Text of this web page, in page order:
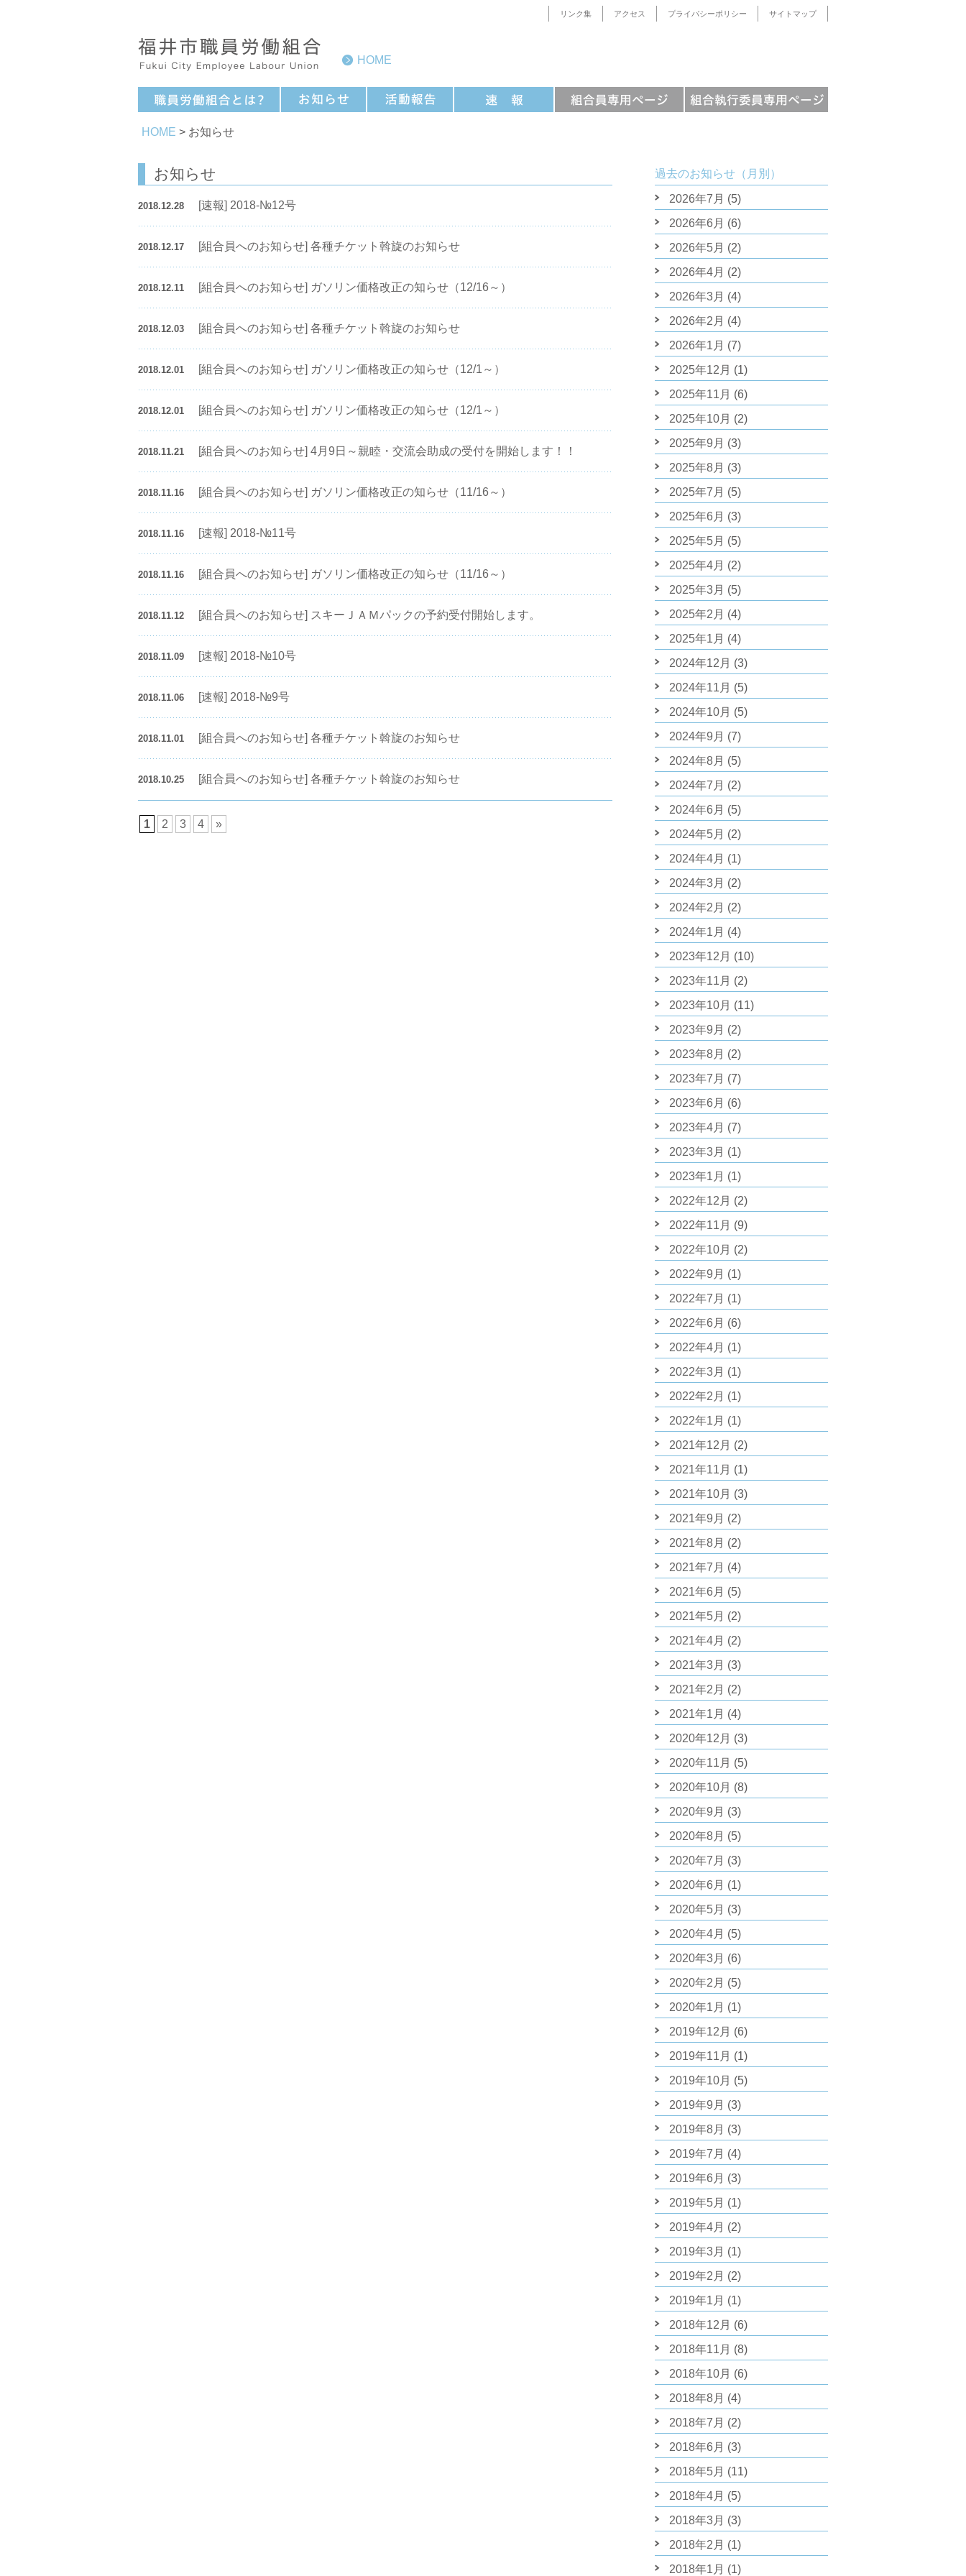
リンク集 アクセス プライバシーポリシー サイトマップ
HOME
HOME > お知らせ
お知らせ
2018.12.28 [速報] 2018-№12号
2018.12.17 [組合員へのお知らせ] 各種チケット斡旋のお知らせ
2018.12.11 [組合員へのお知らせ] ガソリン価格改正の知らせ（12/16～）
2018.12.03 [組合員へのお知らせ] 各種チケット斡旋のお知らせ
2018.12.01 [組合員へのお知らせ] ガソリン価格改正の知らせ（12/1～）
2018.12.01 [組合員へのお知らせ] ガソリン価格改正の知らせ（12/1～）
2018.11.21 [組合員へのお知らせ] 4月9日～親睦・交流会助成の受付を開始します！！
2018.11.16 [組合員へのお知らせ] ガソリン価格改正の知らせ（11/16～）
2018.11.16 [速報] 2018-№11号
2018.11.16 [組合員へのお知らせ] ガソリン価格改正の知らせ（11/16～）
2018.11.12 [組合員へのお知らせ] スキーＪＡＭパックの予約受付開始します。
2018.11.09 [速報] 2018-№10号
2018.11.06 [速報] 2018-№9号
2018.11.01 [組合員へのお知らせ] 各種チケット斡旋のお知らせ
2018.10.25 [組合員へのお知らせ] 各種チケット斡旋のお知らせ
1 2 3 4 »
過去のお知らせ（月別）
2026年7月 (5)
2026年6月 (6)
2026年5月 (2)
2026年4月 (2)
2026年3月 (4)
2026年2月 (4)
2026年1月 (7)
2025年12月 (1)
2025年11月 (6)
2025年10月 (2)
2025年9月 (3)
2025年8月 (3)
2025年7月 (5)
2025年6月 (3)
2025年5月 (5)
2025年4月 (2)
2025年3月 (5)
2025年2月 (4)
2025年1月 (4)
2024年12月 (3)
2024年11月 (5)
2024年10月 (5)
2024年9月 (7)
2024年8月 (5)
2024年7月 (2)
2024年6月 (5)
2024年5月 (2)
2024年4月 (1)
2024年3月 (2)
2024年2月 (2)
2024年1月 (4)
2023年12月 (10)
2023年11月 (2)
2023年10月 (11)
2023年9月 (2)
2023年8月 (2)
2023年7月 (7)
2023年6月 (6)
2023年4月 (7)
2023年3月 (1)
2023年1月 (1)
2022年12月 (2)
2022年11月 (9)
2022年10月 (2)
2022年9月 (1)
2022年7月 (1)
2022年6月 (6)
2022年4月 (1)
2022年3月 (1)
2022年2月 (1)
2022年1月 (1)
2021年12月 (2)
2021年11月 (1)
2021年10月 (3)
2021年9月 (2)
2021年8月 (2)
2021年7月 (4)
2021年6月 (5)
2021年5月 (2)
2021年4月 (2)
2021年3月 (3)
2021年2月 (2)
2021年1月 (4)
2020年12月 (3)
2020年11月 (5)
2020年10月 (8)
2020年9月 (3)
2020年8月 (5)
2020年7月 (3)
2020年6月 (1)
2020年5月 (3)
2020年4月 (5)
2020年3月 (6)
2020年2月 (5)
2020年1月 (1)
2019年12月 (6)
2019年11月 (1)
2019年10月 (5)
2019年9月 (3)
2019年8月 (3)
2019年7月 (4)
2019年6月 (3)
2019年5月 (1)
2019年4月 (2)
2019年3月 (1)
2019年2月 (2)
2019年1月 (1)
2018年12月 (6)
2018年11月 (8)
2018年10月 (6)
2018年8月 (4)
2018年7月 (2)
2018年6月 (3)
2018年5月 (11)
2018年4月 (5)
2018年3月 (3)
2018年2月 (1)
2018年1月 (1)